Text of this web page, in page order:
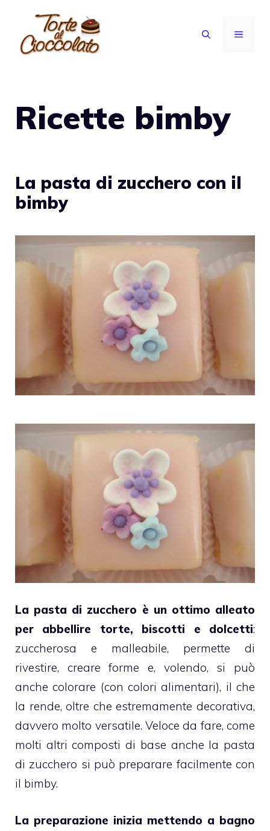
contenuto
MENU
Ricette bimby
La pasta di zucchero con il
bimby
La pasta di zucchero è un ottimo alleato
per abbellire torte, biscotti e dolcetti:
zuccherosa e malleabile, permette di
rivestire, creare forme e, volendo, si può
anche colorare (con colori alimentari), il che
la rende, oltre che estremamente decorativa,
davvero molto versatile. Veloce da fare, come
molti altri composti di base anche la pasta
di zucchero si può preparare facilmente con
il bimby.
La preparazione inizia mettendo a bagno